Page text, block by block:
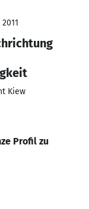
Kiew
Profil zu